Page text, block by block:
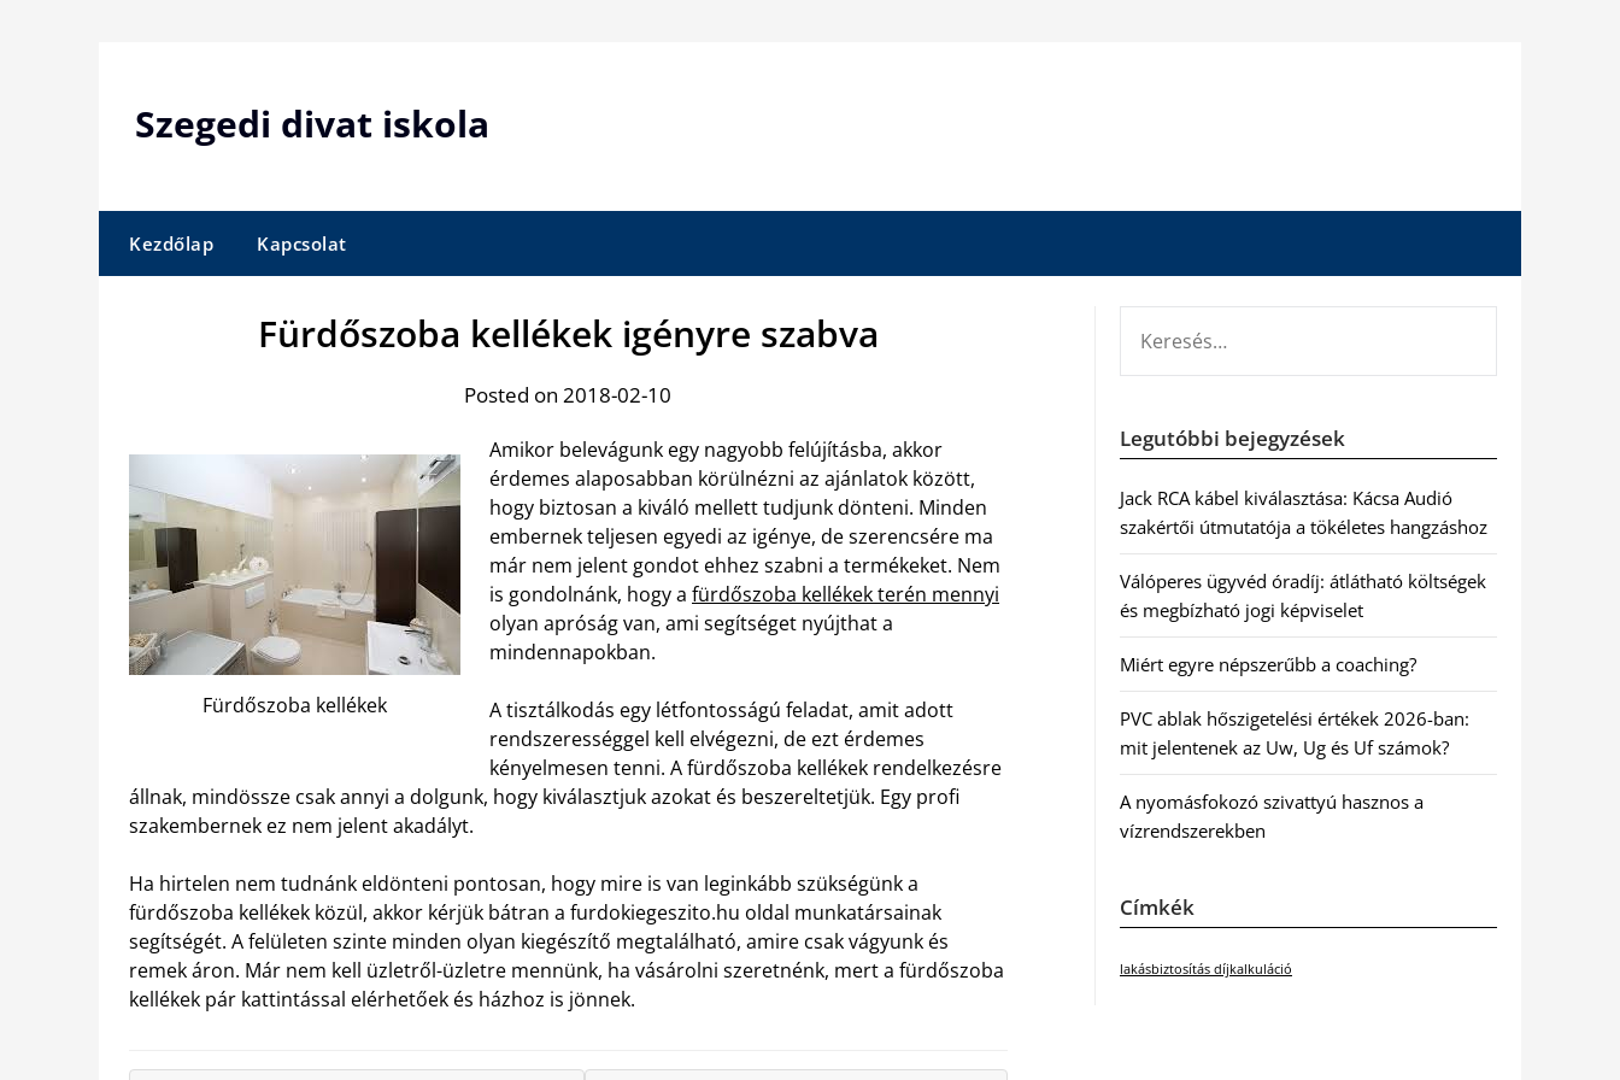
Szegedi divat iskola
Kezdőlap Kapcsolat
Fürdőszoba kellékek igényre szabva
Posted on 2018-02-10
Fürdőszoba kellékek
Amikor belevágunk egy nagyobb felújításba, akkor
érdemes alaposabban körülnézni az ajánlatok között,
hogy biztosan a kiváló mellett tudjunk dönteni. Minden
embernek teljesen egyedi az igénye, de szerencsére ma
már nem jelent gondot ehhez szabni a termékeket. Nem
is gondolnánk, hogy a fürdőszoba kellékek terén mennyi
olyan apróság van, ami segítséget nyújthat a
mindennapokban.
A tisztálkodás egy létfontosságú feladat, amit adott
rendszerességgel kell elvégezni, de ezt érdemes
kényelmesen tenni. A fürdőszoba kellékek rendelkezésre
állnak, mindössze csak annyi a dolgunk, hogy kiválasztjuk azokat és beszereltetjük. Egy profi
szakembernek ez nem jelent akadályt.
Ha hirtelen nem tudnánk eldönteni pontosan, hogy mire is van leginkább szükségünk a
fürdőszoba kellékek közül, akkor kérjük bátran a furdokiegeszito.hu oldal munkatársainak
segítségét. A felületen szinte minden olyan kiegészítő megtalálható, amire csak vágyunk és
remek áron. Már nem kell üzletről-üzletre mennünk, ha vásárolni szeretnénk, mert a fürdőszoba
kellékek pár kattintással elérhetőek és házhoz is jönnek.
Legutóbbi bejegyzések
Jack RCA kábel kiválasztása: Kácsa Audió
szakértői útmutatója a tökéletes hangzáshoz
Válóperes ügyvéd óradíj: átlátható költségek
és megbízható jogi képviselet
Miért egyre népszerűbb a coaching?
PVC ablak hőszigetelési értékek 2026-ban:
mit jelentenek az Uw, Ug és Uf számok?
A nyomásfokozó szivattyú hasznos a
vízrendszerekben
Címkék
lakásbiztosítás díjkalkuláció